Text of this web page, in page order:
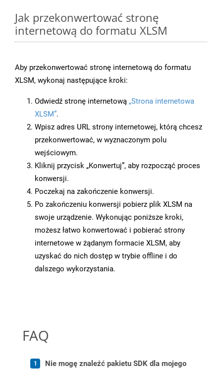
Jak przekonwertować stronę
internetową do formatu XLSM
Aby przekonwertować stronę internetową do formatu
XLSM, wykonaj następujące kroki:
Odwiedź stronę internetową „Strona internetowa
XLSM”.
Wpisz adres URL strony internetowej, którą chcesz
przekonwertować, w wyznaczonym polu
wejściowym.
Kliknij przycisk „Konwertuj”, aby rozpocząć proces
konwersji.
Poczekaj na zakończenie konwersji.
Po zakończeniu konwersji pobierz plik XLSM na
swoje urządzenie. Wykonując poniższe kroki,
możesz łatwo konwertować i pobierać strony
internetowe w żądanym formacie XLSM, aby
uzyskać do nich dostęp w trybie offline i do
dalszego wykorzystania.
FAQ
Nie mogę znaleźć pakietu SDK dla mojego